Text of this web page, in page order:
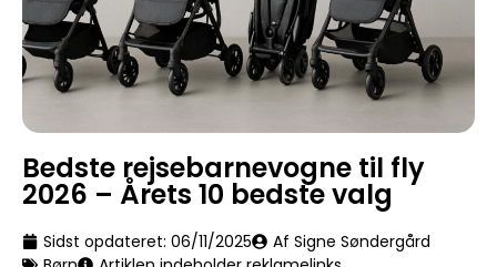
Bedste rejsebarnevogne til fly
2026 – Årets 10 bedste valg
Sidst opdateret: 06/11/2025
Af Signe Søndergård